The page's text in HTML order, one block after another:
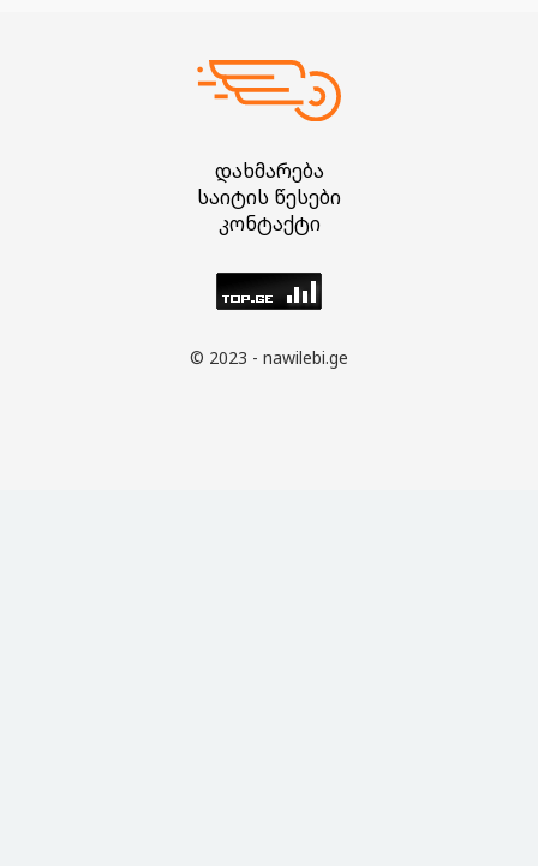
დახმარება
საიტის წესები
კონტაქტი
© 2023 - nawilebi.ge